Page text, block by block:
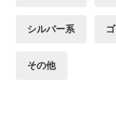
シルバー系
その他